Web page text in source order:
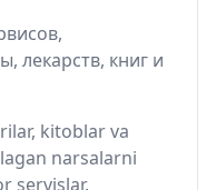
лекарств, книг и
kitoblar va
narsalarni
servislar.